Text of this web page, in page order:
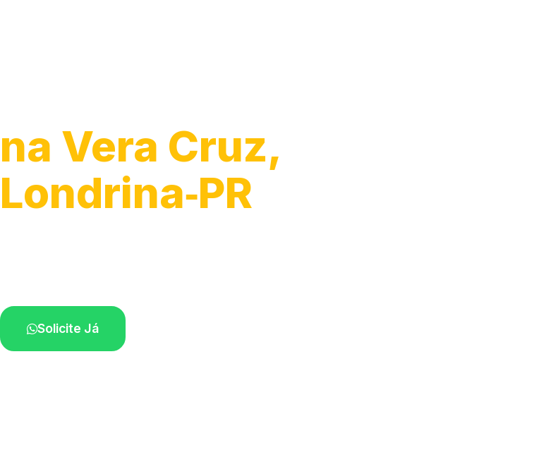
na Vera Cruz,
Londrina‑PR
Solicite Já